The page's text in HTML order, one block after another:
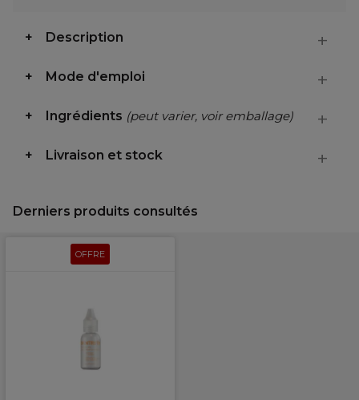
Description
Mode d'emploi
Ingrédients (peut varier, voir emballage)
Livraison et stock
Derniers produits consultés
OFFRE